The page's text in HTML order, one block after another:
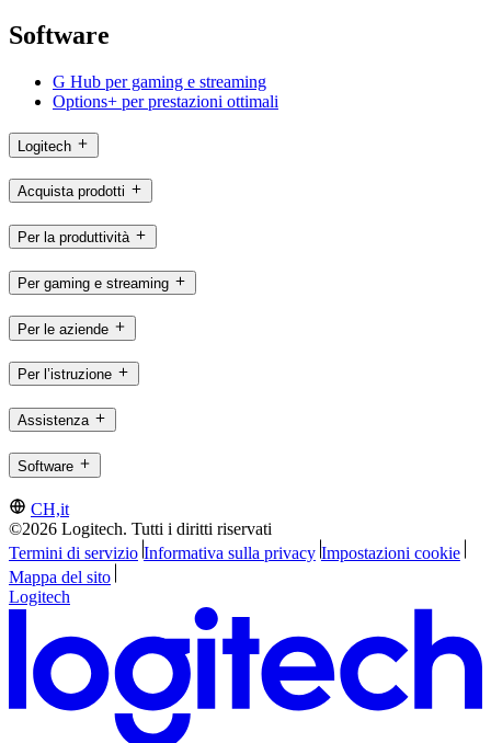
Software
G Hub per gaming e streaming
Options+ per prestazioni ottimali
Logitech
Acquista prodotti
Per la produttività
Per gaming e streaming
Per le aziende
Per l’istruzione
Assistenza
Software
CH,it
©2026 Logitech. Tutti i diritti riservati
Termini di servizio Informativa sulla privacy Impostazioni cookie
Mappa del sito
Logitech